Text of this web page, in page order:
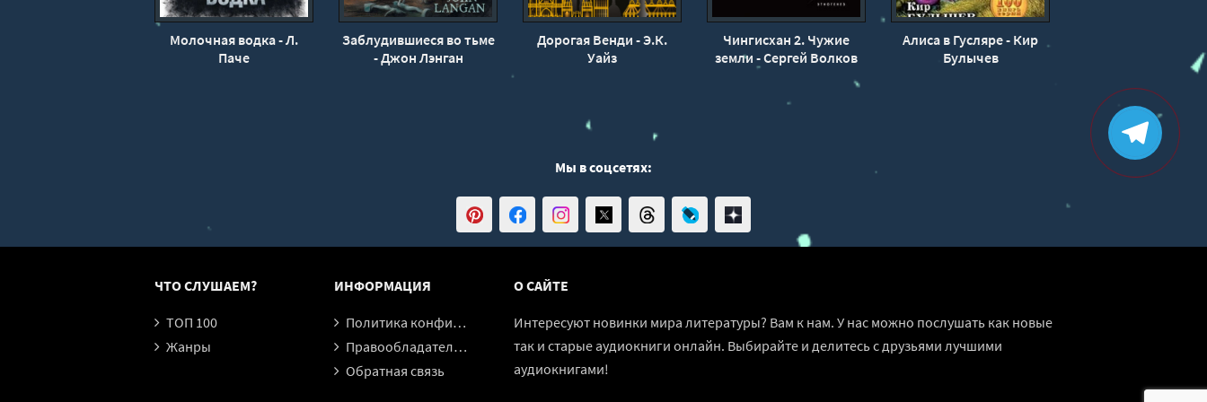
Молочная водка - Л.
Паче
Заблудившиеся во тьме
- Джон Лэнган
Дорогая Венди - Э.К.
Уайз
Чингисхан 2. Чужие
земли - Сергей Волков
Алиса в Гусляре - Кир
Булычев
Мы в соцсетях:
ЧТО СЛУШАЕМ?
ТОП 100
Жанры
ИНФОРМАЦИЯ
Политика конфиденциальности
Правообладателям
Обратная связь
О САЙТЕ
Интересуют новинки мира литературы? Вам к нам. У нас можно послушать как новые
так и старые аудиокниги онлайн. Выбирайте и делитесь с друзьями лучшими
аудиокнигами!